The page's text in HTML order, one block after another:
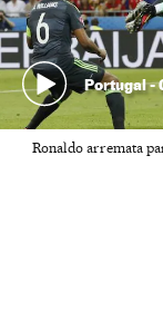
Portugal -
Ronaldo arremata